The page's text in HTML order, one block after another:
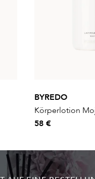
BYREDO
Körperlotion
58 €